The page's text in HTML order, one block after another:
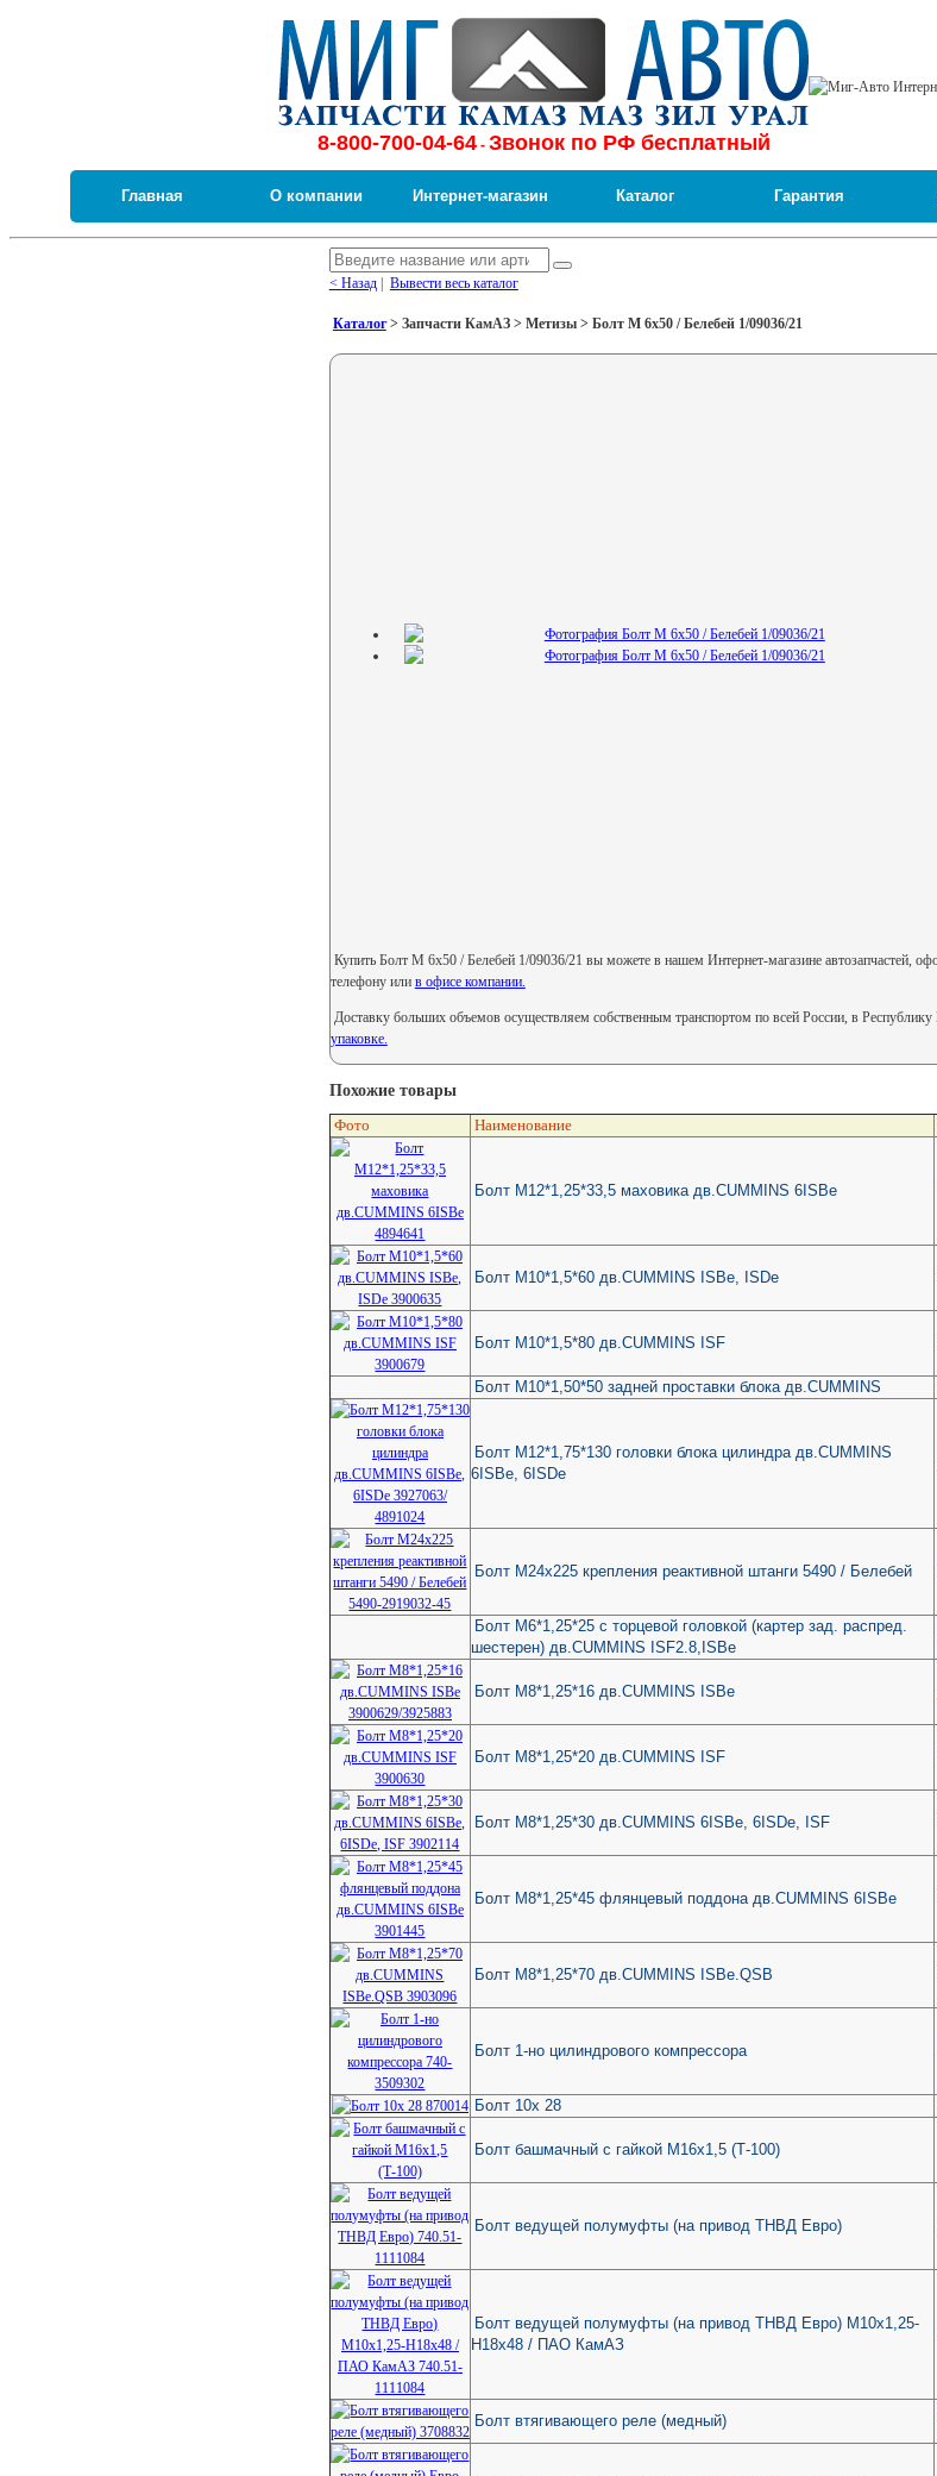
8-800-700-04-64- Звонок по РФ бесплатный
Главная О компании Интернет-магазин Каталог Гарантия
< Назад| Вывести весь каталог
Каталог> Запчасти КамАЗ > Метизы > Болт М 6х50 / Белебей 1/09036/21
Купить Болт М 6х50 / Белебей 1/09036/21 вы можете в нашем Интернет-магазине автозапчастей,
телефону или в офисе компании.
Доставку больших объемов осуществляем собственным транспортом по всей России, в
упаковке.
Похожие товары
Фото Наименование
Болт M12*1,25*33,5 маховика дв.CUMMINS 6ISBe
Болт М10*1,5*60 дв.CUMMINS ISBe, ISDe
Болт М10*1,5*80 дв.CUMMINS ISF
Болт М10*1,50*50 задней проставки блока дв.CUMMINS
Болт М12*1,75*130 головки блока цилиндра дв.CUMMINS
6ISBe, 6ISDe
Болт М24х225 крепления реактивной штанги 5490 / Белебей
Болт М6*1,25*25 с торцевой головкой (картер зад. распред.
шестерен) дв.CUMMINS ISF2.8,ISBe
Болт М8*1,25*16 дв.CUMMINS ISBe
Болт М8*1,25*20 дв.CUMMINS ISF
Болт М8*1,25*30 дв.CUMMINS 6ISBe, 6ISDe, ISF
Болт М8*1,25*45 флянцевый поддона дв.CUMMINS 6ISBe
Болт М8*1,25*70 дв.CUMMINS ISBe.QSB
Болт 1-но цилиндрового компрессора
Болт 10х 28
Болт башмачный с гайкой М16х1,5 (Т-100)
Болт ведущей полумуфты (на привод ТНВД Евро)
Болт ведущей полумуфты (на привод ТНВД Евро) М10х1,25-
Н18х48 / ПАО КамАЗ
Болт втягивающего реле (медный)